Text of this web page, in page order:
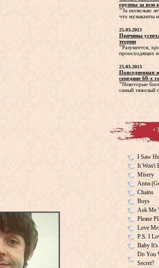
группы за всю
"За несколько
что музыканты
25.03.2013
Причины
теории
"Разумеется,
происходящих в
25.03.2013
Повседневная
середине 60-х
"Некоторые
самый тяжелый
•
I Saw
It Won't
Misery
Anna
Chains
Boys
Ask Me
Please
Love
P.S. I
Baby
Do You
Secret?